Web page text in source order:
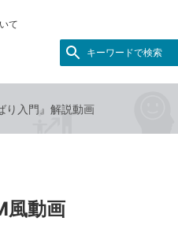
て
キーワードで検索
り入門』解説動画
風動画